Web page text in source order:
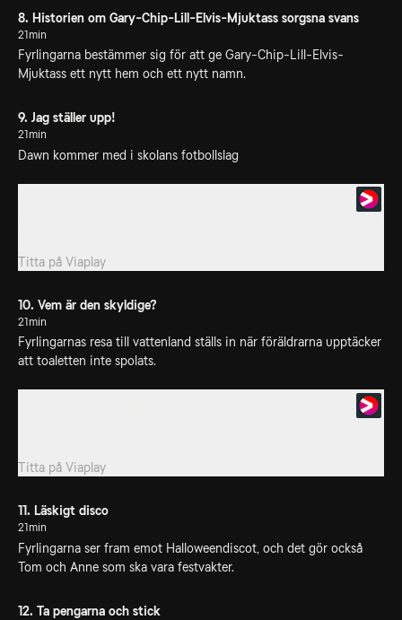
8. Historien om Gary-Chip-Lill-Elvis-Mjuktass sorgsna svans
21min
Fyrlingarna bestämmer sig för att ge Gary-Chip-Lill-Elvis-
Mjuktass ett nytt hem och ett nytt namn.
9. Jag ställer upp!
21min
Dawn kommer med i skolans fotbollslag
Titta på Viaplay
10. Vem är den skyldige?
21min
Fyrlingarnas resa till vattenland ställs in när föräldrarna upptäcker
att toaletten inte spolats.
Titta på Viaplay
11. Läskigt disco
21min
Fyrlingarna ser fram emot Halloweendiscot, och det gör också
Tom och Anne som ska vara festvakter.
12. Ta pengarna och stick